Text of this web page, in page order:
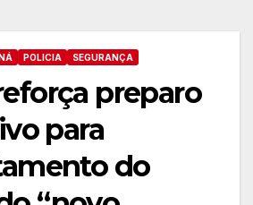
POLICIA SEGURANÇA
preparo
para
do